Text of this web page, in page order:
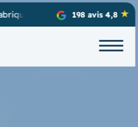
d’enseignes lumineuses,
198 avis 4,8